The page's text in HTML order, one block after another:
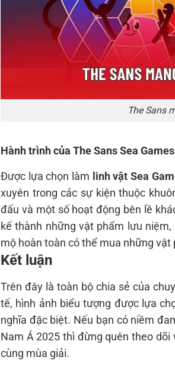
The Sans
Hành trình của The Sans Sea
Được lựa chọn làm linh vật Sea
xuyên trong các sự kiện thuộc
đấu và một số hoạt động bên lề
kế thành những vật phẩm lưu
mộ hoàn toàn có thể mua những
Kết luận
Trên đây là toàn bộ chia sẻ của
tế, hình ảnh biểu tượng được lựa
nghĩa đặc biệt. Nếu bạn có niềm
Nam Á 2025 thì đừng quên theo
cùng mùa giải.